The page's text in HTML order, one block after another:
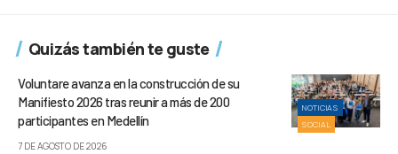
Quizás también te guste
NOTICIAS
SOCIAL
Voluntare avanza en la construcción de su
Manifiesto 2026 tras reunir a más de 200
participantes en Medellín
7 DE AGOSTO DE 2026